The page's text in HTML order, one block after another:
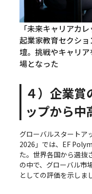
「未来キャリアカ
起業家教育セクシ
壇。挑戦やキャリ
場となった
４）企業
ップから中
グローバルスタートア
2026」では、EF
た。世界各国から選抜
の中で、グローバル市
としての評価を示しま